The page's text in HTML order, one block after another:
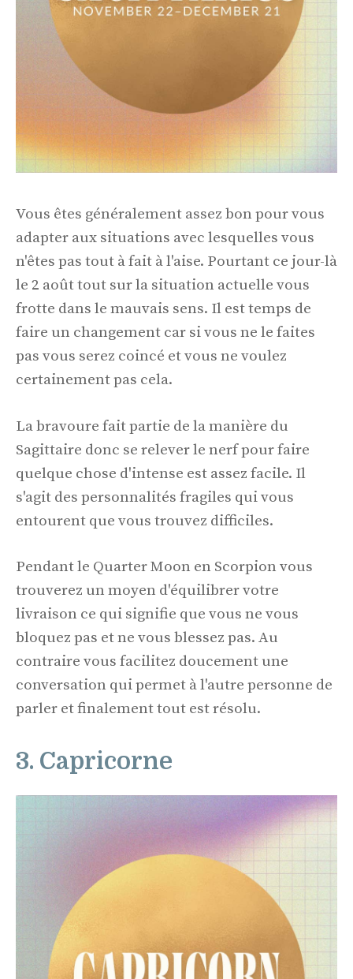
Vous êtes généralement assez bon pour vous
adapter aux situations avec lesquelles vous
n'êtes pas tout à fait à l'aise. Pourtant ce jour-là
le 2 août tout sur la situation actuelle vous
frotte dans le mauvais sens. Il est temps de
faire un changement car si vous ne le faites
pas vous serez coincé et vous ne voulez
certainement pas cela.
La bravoure fait partie de la manière du
Sagittaire donc se relever le nerf pour faire
quelque chose d'intense est assez facile. Il
s'agit des personnalités fragiles qui vous
entourent que vous trouvez difficiles.
Pendant le Quarter Moon en Scorpion vous
trouverez un moyen d'équilibrer votre
livraison ce qui signifie que vous ne vous
bloquez pas et ne vous blessez pas. Au
contraire vous facilitez doucement une
conversation qui permet à l'autre personne de
parler et finalement tout est résolu.
3. Capricorne